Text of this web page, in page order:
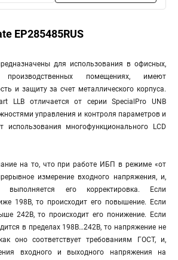
EP285485RUS
для использования в офисных,
помещениях, имеют
и защиту за счет металлического корпуса.
LLB отличается от серии SpecialPro UNB
управления и контроля параметров и
многофункционального LCD
на то, что при работе ИБП в режиме «от
измерение входного напряжения, и,
выполняется его корректировка. Если
198В, то происходит его повышение. Если
242В, то происходит его понижение. Если
в пределах 198В…242В, то напряжение не
оно соответствует требованиям ГОСТ, и,
входного и выходного напряжения на